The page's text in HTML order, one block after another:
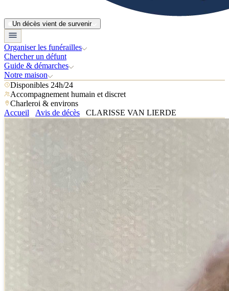
Un décès vient de survenir
Organiser les funérailles
Chercher un défunt
Guide & démarches
Notre maison
Disponibles 24h/24
Accompagnement humain et discret
Charleroi & environs
Accueil
Avis de décès CLARISSE VAN LIERDE